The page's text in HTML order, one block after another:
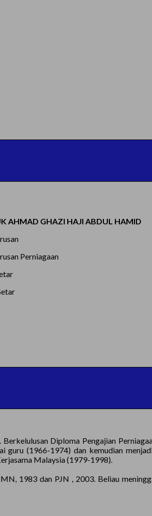
AHMAD GHAZI HAJI ABDUL HAMID
Perniagaan
Diploma Pengajian
guru (1966-1974) dan kemudian
Malaysia (1979-1998).
1983 dan PJN , 2003. Beliau